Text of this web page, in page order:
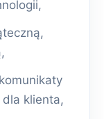
klienta,